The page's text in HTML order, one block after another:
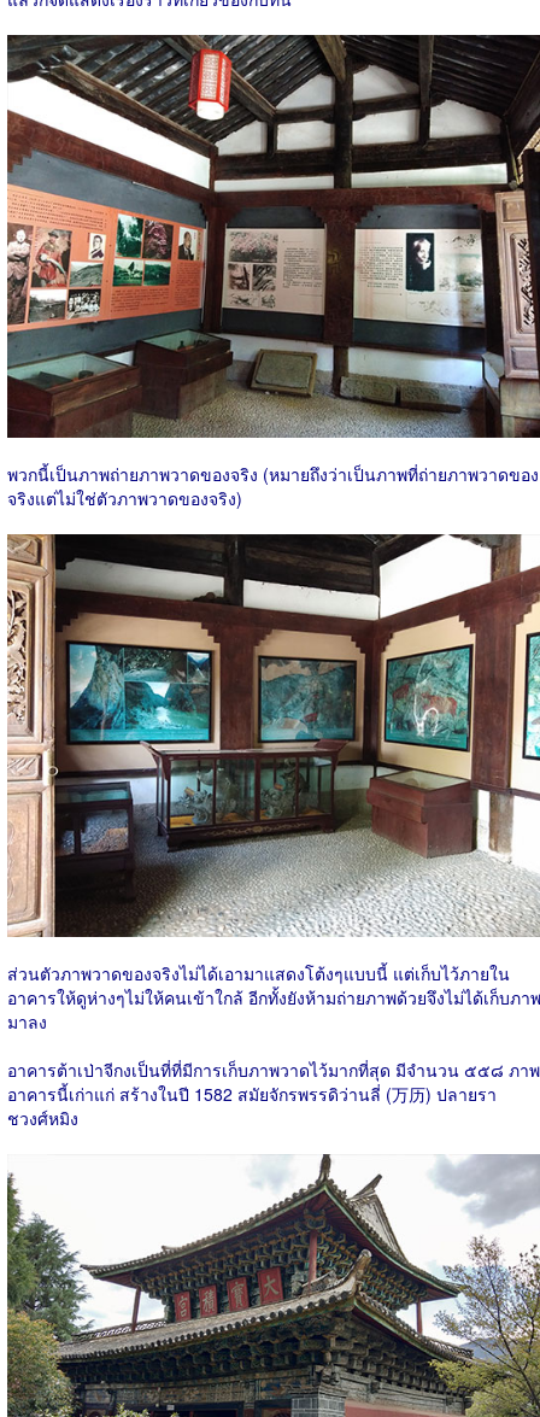
พวกนี้เป็นภาพถ่ายภาพวาดของจริง (หมายถึงว่าเป็นภาพที่ถ่ายภาพวาดของ
จริงแต่ไม่ใช่ตัวภาพวาดของจริง)
ส่วนตัวภาพวาดของจริงไม่ได้เอามาแสดงโต้งๆแบบนี้ แต่เก็บไว้ภายใน
อาคารให้ดูห่างๆไม่ให้คนเข้าใกล้ อีกทั้งยังห้ามถ่ายภาพด้วยจึงไม่ได้เก็บภาพ
มาลง
อาคารต้าเป่าจีกงเป็นที่ที่มีการเก็บภาพวาดไว้มากที่สุด มีจำนวน ๕๕๘ ภาพ
อาคารนี้เก่าแก่ สร้างในปี 1582 สมัยจักรพรรดิว่านลี่ (万历) ปลายรา
ชวงศ์หมิง